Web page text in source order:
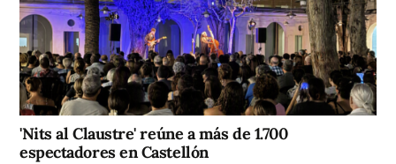
'Nits al Claustre' reúne a más de 1.700
espectadores en Castellón